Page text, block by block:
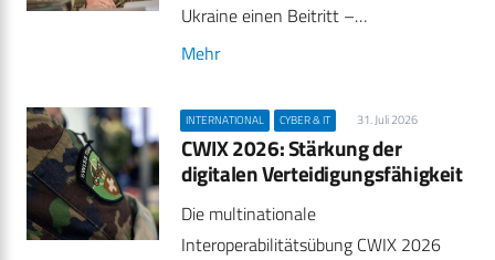
Ukraine einen Beitritt –…
Mehr
INTERNATIONAL CYBER & IT 31. Juli 2026
CWIX 2026: Stärkung der
digitalen Verteidigungsfähigkeit
Die multinationale
Interoperabilitätsübung CWIX 2026